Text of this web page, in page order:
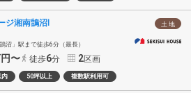
土 地
ジ湘南鵠沼Ⅰ
沼」駅まで徒歩6分（最長）
〜 徒歩6分 2区画
内 50坪以上 複数駅利用可